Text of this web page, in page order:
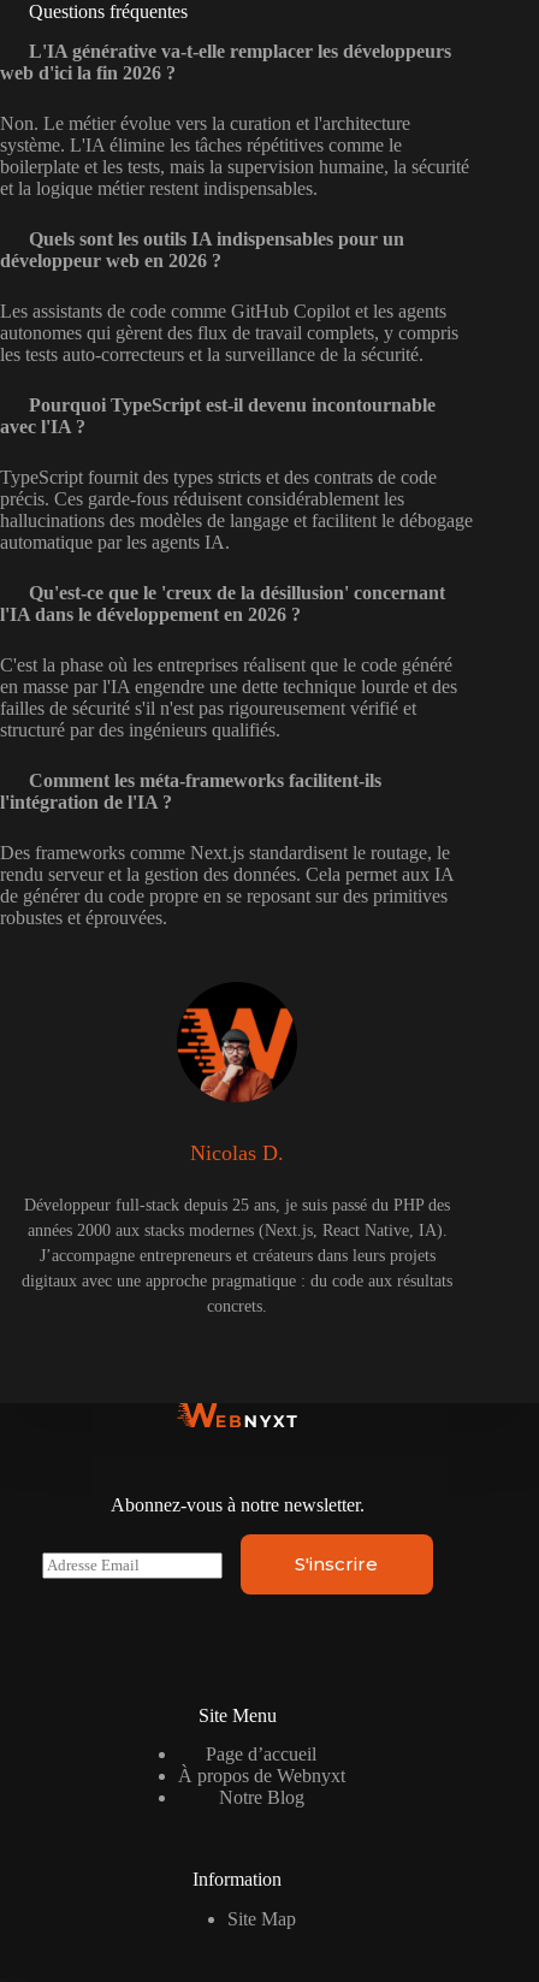
Questions fréquentes
L'IA générative va-t-elle remplacer les développeurs
web d'ici la fin 2026 ?
Non. Le métier évolue vers la curation et l'architecture
système. L'IA élimine les tâches répétitives comme le
boilerplate et les tests, mais la supervision humaine, la sécurité
et la logique métier restent indispensables.
Quels sont les outils IA indispensables pour un
développeur web en 2026 ?
Les assistants de code comme GitHub Copilot et les agents
autonomes qui gèrent des flux de travail complets, y compris
les tests auto-correcteurs et la surveillance de la sécurité.
Pourquoi TypeScript est-il devenu incontournable
avec l'IA ?
TypeScript fournit des types stricts et des contrats de code
précis. Ces garde-fous réduisent considérablement les
hallucinations des modèles de langage et facilitent le débogage
automatique par les agents IA.
Qu'est-ce que le 'creux de la désillusion' concernant
l'IA dans le développement en 2026 ?
C'est la phase où les entreprises réalisent que le code généré
en masse par l'IA engendre une dette technique lourde et des
failles de sécurité s'il n'est pas rigoureusement vérifié et
structuré par des ingénieurs qualifiés.
Comment les méta-frameworks facilitent-ils
l'intégration de l'IA ?
Des frameworks comme Next.js standardisent le routage, le
rendu serveur et la gestion des données. Cela permet aux IA
de générer du code propre en se reposant sur des primitives
robustes et éprouvées.
Nicolas D.
Développeur full-stack depuis 25 ans, je suis passé du PHP des
années 2000 aux stacks modernes (Next.js, React Native, IA).
J’accompagne entrepreneurs et créateurs dans leurs projets
digitaux avec une approche pragmatique : du code aux résultats
concrets.
Abonnez-vous à notre newsletter.
E
m
S'inscrire
Site Menu
Page d’accueil
À propos de Webnyxt
Notre Blog
Information
Site Map